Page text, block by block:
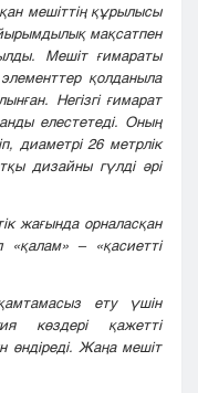
мешіттің құрылысы
мақсатпен
Мешіт ғимараты
элементтер қолданыла
Негізгі ғимарат
елестетеді. Оның
диаметрі 26 метрлік
дизайны гүлді әрі
жағында орналасқан
«қалам» – «қасиетті
ету үшін
көздері қажетті
өндіреді. Жаңа мешіт